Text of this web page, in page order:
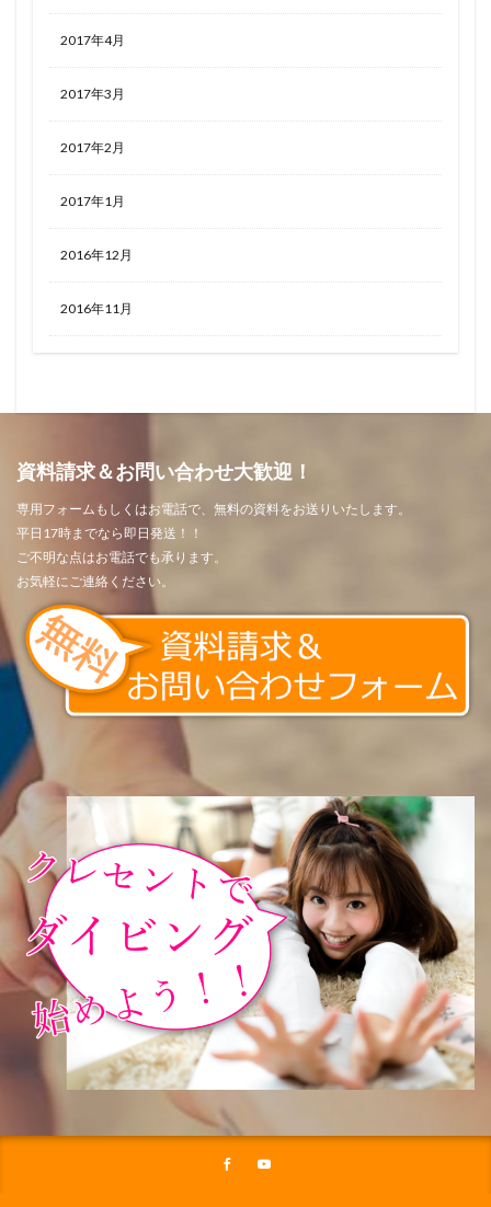
2017年4月
2017年3月
2017年2月
2017年1月
2016年12月
2016年11月
資料請求＆お問い合わせ大歓迎！
専用フォームもしくはお電話で、無料の資料をお送りいたします。
平日17時までなら即日発送！！
ご不明な点はお電話でも承ります。
お気軽にご連絡ください。